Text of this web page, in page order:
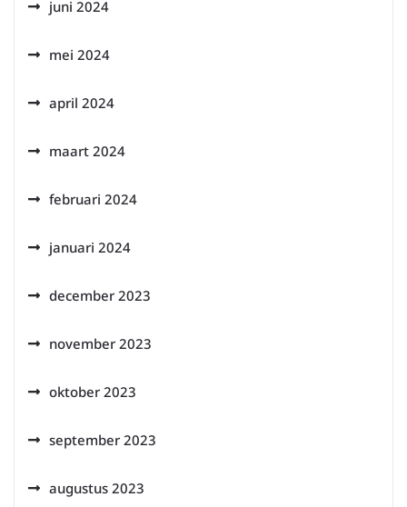
juni 2024
mei 2024
april 2024
maart 2024
februari 2024
januari 2024
december 2023
november 2023
oktober 2023
september 2023
augustus 2023